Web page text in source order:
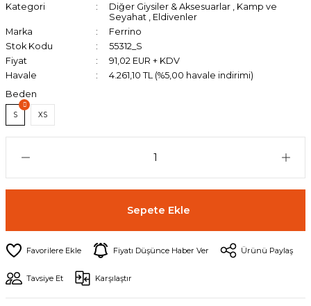
Kategori Diğer Giysiler & Aksesuarlar
Kamp ve
Seyahat
Eldivenler
Marka
Ferrino
Stok Kodu
55312_S
Fiyat
91,02 EUR + KDV
Havale
4.261,10 TL (%5,00 havale indirimi)
Beden
S XS
Sepete Ekle
Fiyatı Düşünce Haber Ver Ürünü Paylaş
Tavsiye Et Karşılaştır